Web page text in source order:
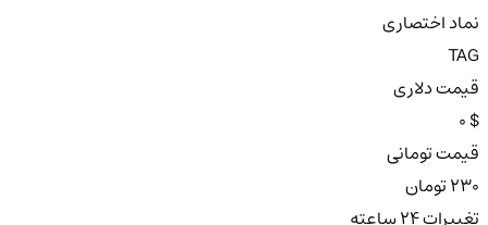
نماد اختصاری
TAG
قیمت دلاری
0 $
قیمت تومانی
230 تومان
تغییرات ۲۴ ساعته